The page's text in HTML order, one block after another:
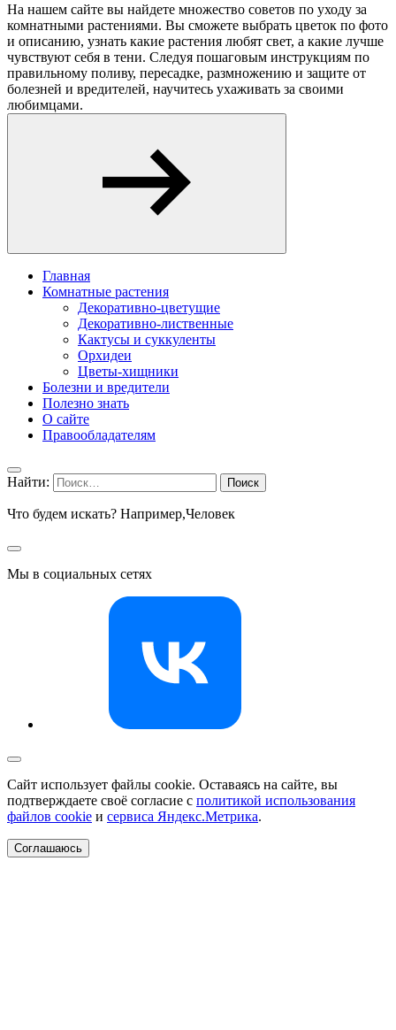
На нашем сайте вы найдете множество советов по уходу за
комнатными растениями. Вы сможете выбрать цветок по фото
и описанию, узнать какие растения любят свет, а какие лучше
чувствуют себя в тени. Следуя пошаговым инструкциям по
правильному поливу, пересадке, размножению и защите от
болезней и вредителей, научитесь ухаживать за своими
любимцами.
Главная
Комнатные растения
Декоративно-цветущие
Декоративно-лиственные
Кактусы и суккуленты
Орхидеи
Цветы-хищники
Болезни и вредители
Полезно знать
О сайте
Правообладателям
Найти:
Что будем искать? Например,Человек
Мы в социальных сетях
Сайт использует файлы cookie. Оставаясь на сайте, вы
подтверждаете своё согласие с политикой использования
файлов cookie и сервиса Яндекс.Метрика.
Соглашаюсь